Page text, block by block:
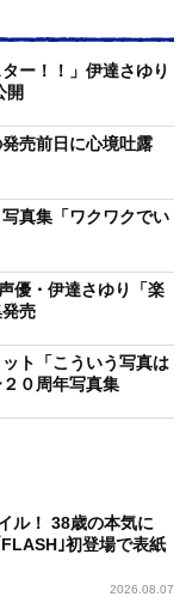
ー！！」伊達さゆり
開
売前日に心境吐露
真集「ワクワクでい
優・伊達さゆり「楽
売
ト「こういう写真は
０周年写真集
ル！ 38歳の本気に
｣初登場で表紙
2026.08.07